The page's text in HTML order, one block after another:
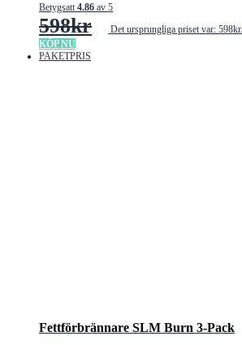
Betygsatt 4.86 av 5
598kr Det ursprungliga priset var: 598kr.
KÖP NU
PAKETPRIS
Fettförbrännare SLM Burn 3-Pack